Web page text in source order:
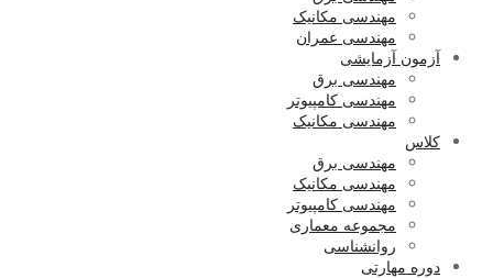
مهندسی مکانیک
مهندسی عمران
آزمون آزمایشی
مهندسی برق
مهندسی کامپیوتر
مهندسی مکانیک
کلاس
مهندسی برق
مهندسی مکانیک
مهندسی کامپیوتر
مجموعه معماری
روانشناسی
دوره مهارتی